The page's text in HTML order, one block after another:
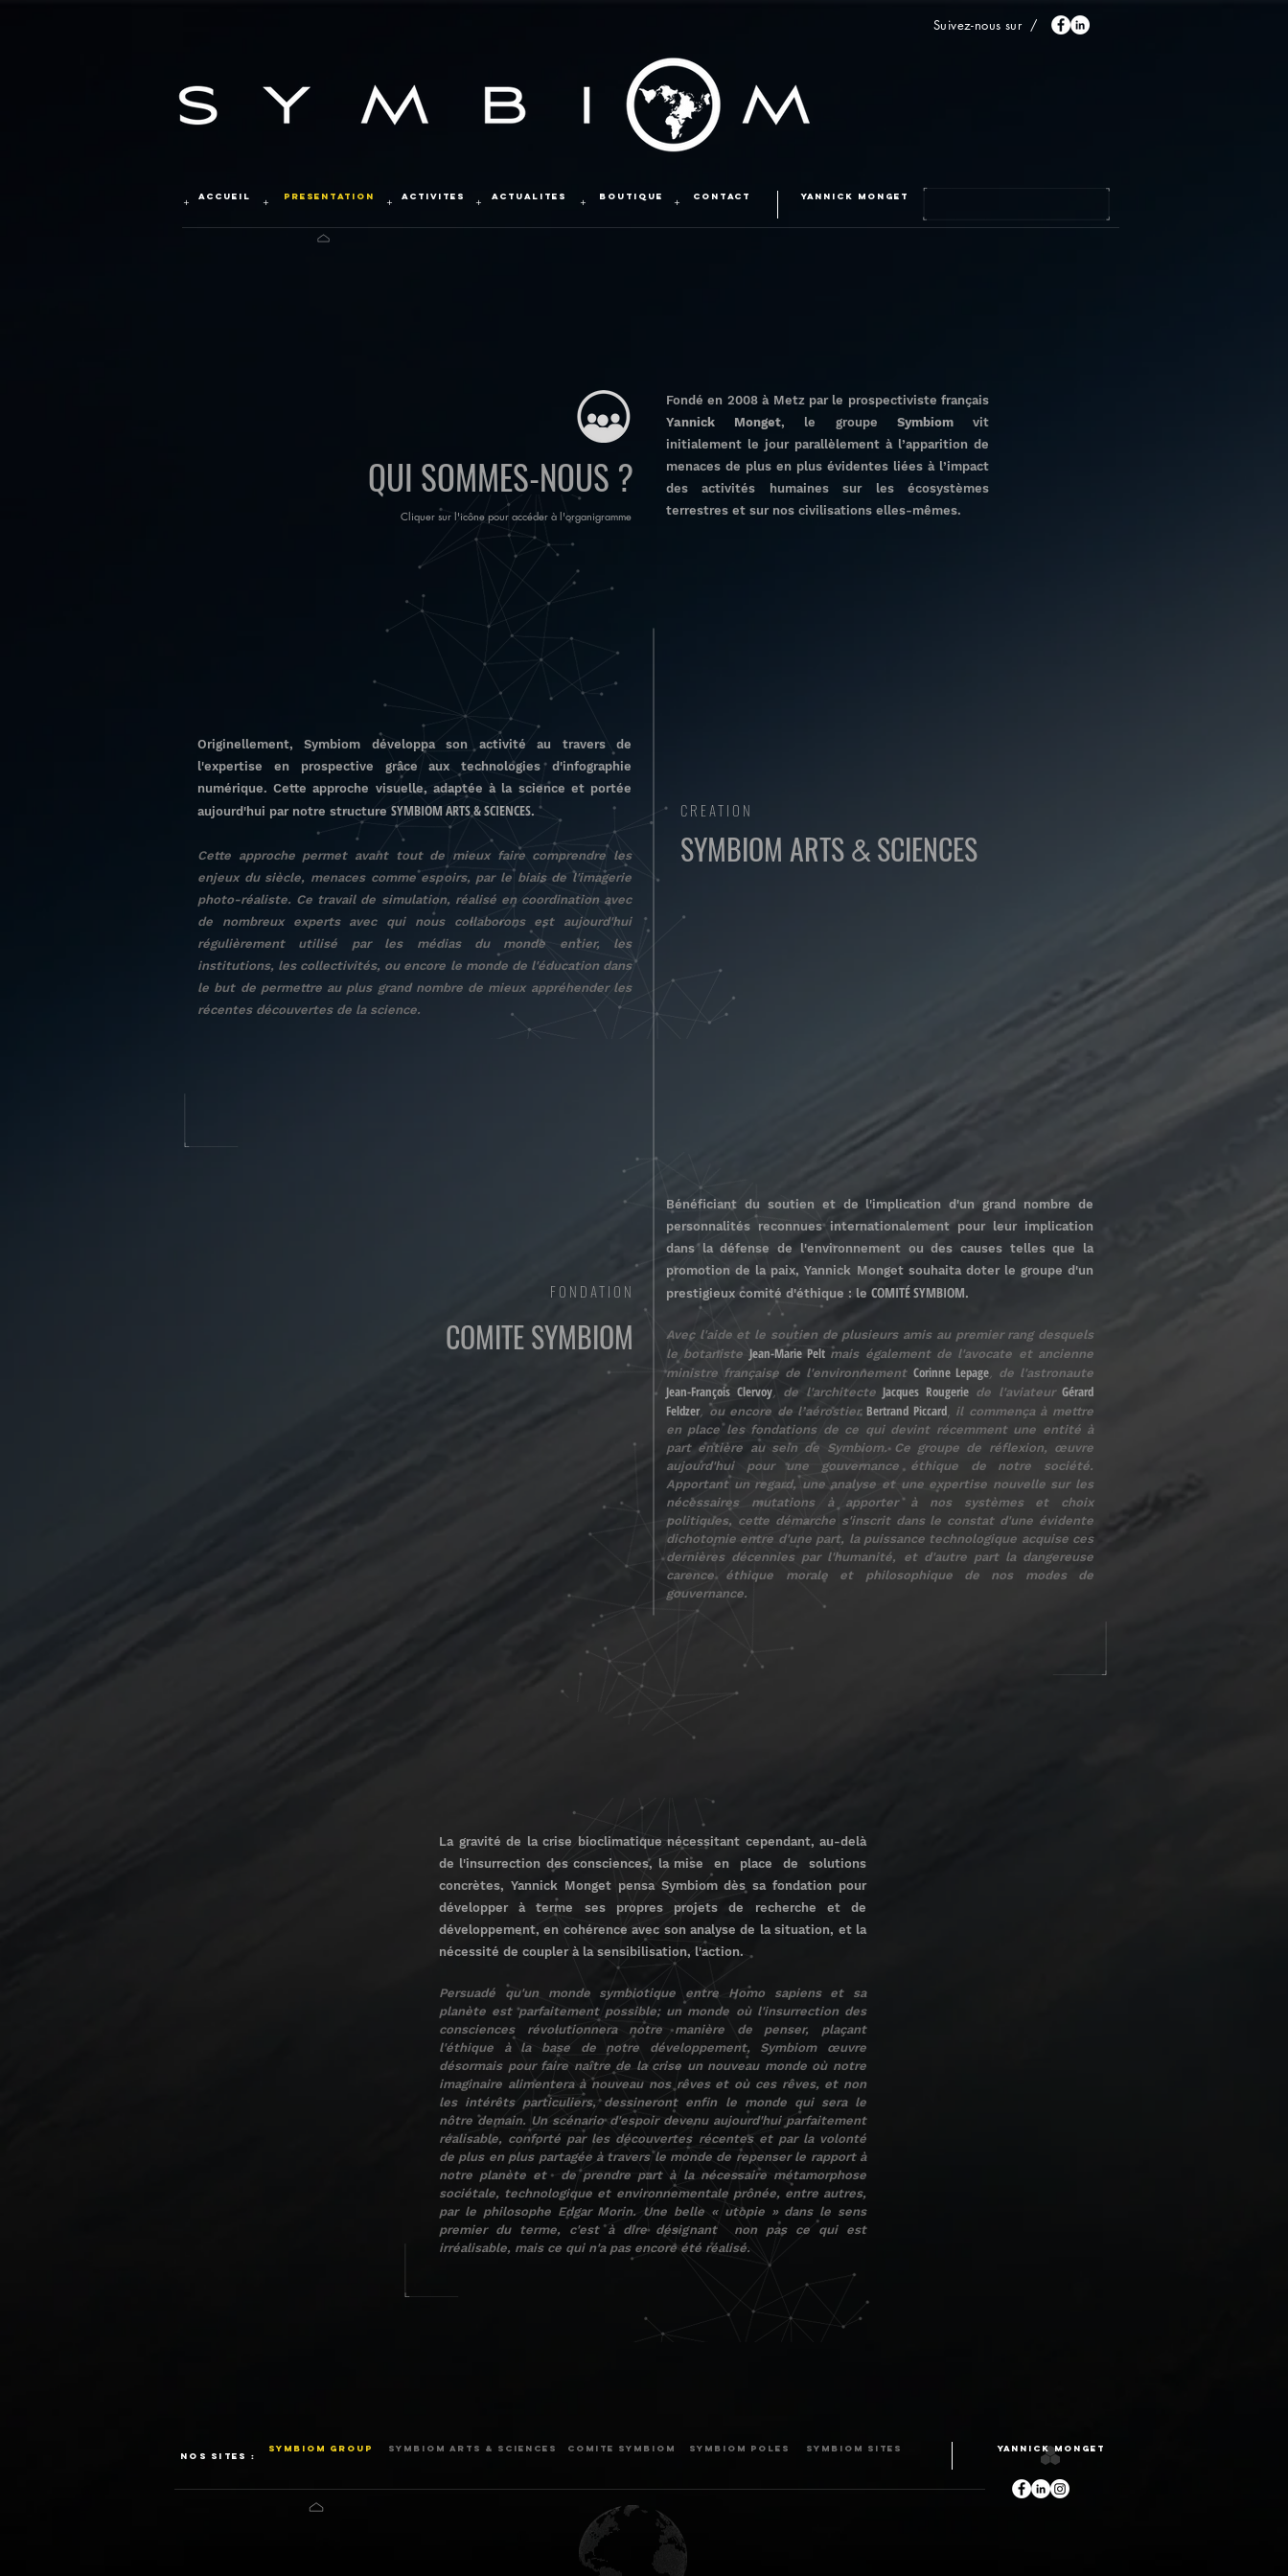
Suivez-nous sur /
ACCUEIL ACTUALITES
PRESENTATION ACTIVITES +
+
+
+
+ BOUTIQUE CONTACT
+ YANNICK MONGET
QUI SOMMES-NOUS ?
Cliquer sur l'icône pour accéder à l'organigramme
Fondé en 2008 à Metz par le prospectiviste français
Yannick Monget, le groupe Symbiom
vit
initialement le jour parallèlement à l’apparition de
menaces de plus en plus évidentes liées à l’impact
des activités humaines sur les écosystèmes
terrestres et sur nos civilisations elles-mêmes.
Originellement, Symbiom développa son activité au travers de
l'expertise en prospective grâce aux technologies d'infographie
numérique. Cette approche visuelle, adaptée à la science et portée
aujourd'hui par notre structure SYMBIOM ARTS & SCIENCES.
Cette approche permet avant tout de mieux faire comprendre les
enjeux du siècle, menaces comme espoirs, par le biais de l'imagerie
photo-réaliste. Ce travail de simulation, réalisé en coordination avec
de nombreux experts avec qui nous collaborons est aujourd'hui
régulièrement utilisé par les médias du monde entier, les
institutions, les collectivités, ou encore le monde de l'éducation dans
le but de permettre au plus grand nombre de mieux appréhender les
récentes découvertes de la science.
CREATION
SYMBIOM ARTS &SCIENCES
FONDATION
COMITE SYMBIOM
Bénéficiant du soutien et de l'implication d'un grand nombre de
personnalités reconnues internationalement pour leur implication
dans la défense de l'environnement ou des causes telles que la
promotion de la paix, Yannick Monget souhaita doter le groupe d'un
prestigieux comité d'éthique : le COMITÉ SYMBIOM.
Avec l'aide et le soutien de plusieurs amis au premier rang desquels
le botaniste Jean-Marie Pelt mais également de l'avocate et ancienne
ministre française de l'environnement Corinne Lepage, de l'astronaute
Jean-François Clervoy, de l'architecte Jacques Rougerie de l'aviateur Gérard
Feldzer, ou encore de l’aérostier Bertrand Piccard, il commença à mettre
en place les fondations de ce qui devint récemment une entité à
part entière au sein de Symbiom. Ce groupe de réflexion, œuvre
aujourd'hui pour une gouvernance éthique de notre société.
Apportant un regard, une analyse et une expertise nouvelle sur les
nécessaires mutations à apporter à nos systèmes et choix
politiques, cette démarche s'inscrit dans le constat d'une évidente
dichotomie entre d'une part, la puissance technologique acquise ces
dernières décennies par l'humanité, et d'autre part la dangereuse
carence éthique morale et philosophique de nos modes de
gouvernance.
La gravité de la crise bioclimatique nécessitant cependant, au-delà
de l'insurrection des consciences, la mise en place de solutions
concrètes, Yannick Monget pensa Symbiom dès sa fondation pour
développer à terme ses propres projets de recherche et de
développement, en cohérence avec son analyse de la situation, et la
nécessité de coupler à la sensibilisation, l'action.
Persuadé qu'un monde symbiotique entre Homo sapiens et sa
planète est parfaitement possible; un monde où l'insurrection des
consciences révolutionnera notre manière de penser, plaçant
l'éthique à la base de notre développement, Symbiom œuvre
désormais pour faire naître de la crise un nouveau monde où notre
imaginaire alimentera à nouveau nos rêves et où ces rêves, et non
les intérêts particuliers, dessineront enfin le monde qui sera le
nôtre demain. Un scénario d'espoir devenu aujourd'hui parfaitement
réalisable, conforté par les découvertes récentes et par la volonté
de plus en plus partagée à travers le monde de repenser le rapport à
notre planète et de prendre part à la nécessaire métamorphose
sociétale, technologique et environnementale prônée, entre autres,
par le philosophe Edgar Morin. Une belle « utopie » dans le sens
premier du terme, c'est à dire désignant non pas ce qui est
irréalisable, mais ce qui n'a pas encore été réalisé.
NOS SITES :
SYMBIOM GROUP SYMBIOM ARTS & SCIENCES COMITE SYMBIOM SYMBIOM POLES SYMBIOM SITES YANNICK MONGET